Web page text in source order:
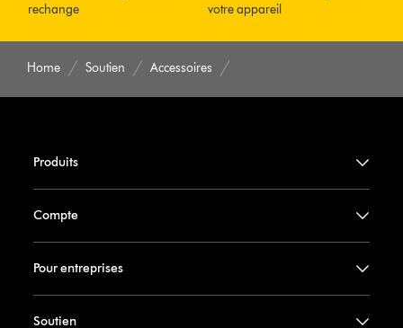
rechange
votre appareil
Home Soutien Accessoires
Produits
Compte
Pour entreprises
Soutien